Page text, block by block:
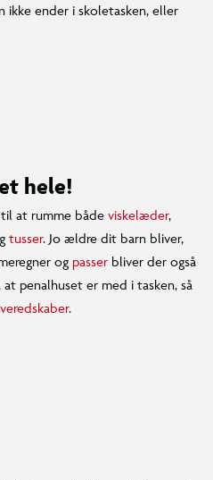
ender i skoletasken, eller
hele!
at rumme både viskelæder,
tusser. Jo ældre dit barn bliver,
og passer bliver der også
penalhuset er med i tasken, så
.